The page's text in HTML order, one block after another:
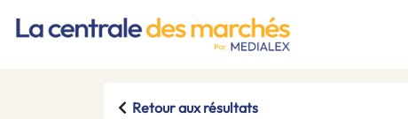
Retour aux résultats